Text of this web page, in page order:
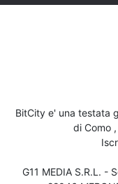
BitCity e' una testata
di Como
G11 MEDIA S.R.L. -